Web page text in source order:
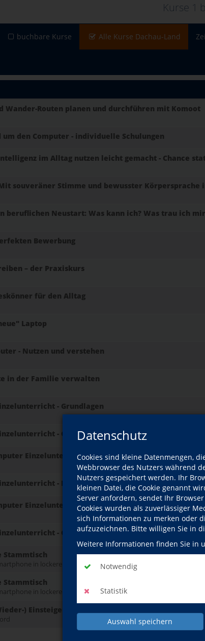
Datenschutz
Cookies sind kleine Datenmengen,
Webbrowser des Nutzers während
Nutzers gespeichert werden. Ihr
kleinen Datei, die Cookie genannt
Server anfordern, sendet Ihr
Cookies wurden als zuverlässiger
sich Informationen zu merken oder
aufzuzeichnen. Bitte willigen Sie in
Weitere Informationen finden Sie in
Notwendig
Statistik
Auswahl speichern
Kurse 1
buchbare Kurse Alle Kurse Dachau-Land
Wander-Routen planen und durchführen mit Komoot
um den Computer - individuelle Schulungen
im Alltag nutzen leicht gemacht - Chance
souveräner Stimme und bewusster Körpersprache
beruflichen Neustart: Was kann ich? Was trau ich mir
Bewerbung
– der Praxiskurs
für den Alltag
Laptop
- Nutzen und verstehen
in der Familie verwalten
- Grundlagen
- Grundlagen
Einzelunterricht - Fortgeschrittene
- Fortgeschrittene
Einzelunterricht - Grundlagen MS-Access
- Grundlagen MS-Access
Stammtisch
in lockerer Gesprächsrunde
Stammtisch
in lockerer Gesprächsrunde
) Einsteiger